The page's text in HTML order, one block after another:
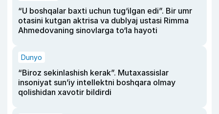
“U boshqalar baxti uchun tug‘ilgan edi”. Bir umr
otasini kutgan aktrisa va dublyaj ustasi Rimma
Ahmedovaning sinovlarga to‘la hayoti
Dunyo
“Biroz sekinlashish kerak”. Mutaxassislar
insoniyat sun’iy intellektni boshqara olmay
qolishidan xavotir bildirdi